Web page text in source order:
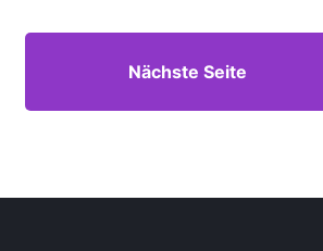
Nächste Seite